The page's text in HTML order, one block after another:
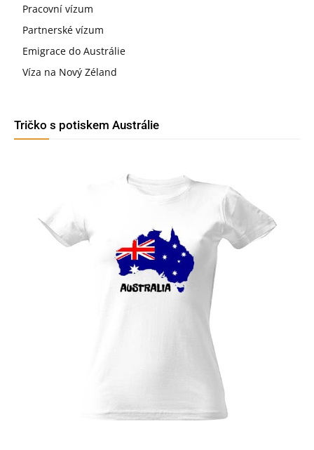
Pracovní vízum
Partnerské vízum
Emigrace do Austrálie
Víza na Nový Zéland
Tričko s potiskem Austrálie